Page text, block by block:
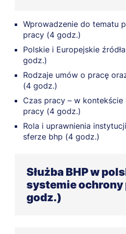
Wprowadzenie do tematu
pracy (4 godz.)
Polskie i Europejskie
godz.)
Rodzaje umów o pracę
(4 godz.)
Czas pracy – w
pracy (4 godz.)
Rola i uprawnienia
sferze bhp (4 godz.)
Służba BHP w
systemie ochrony
godz.)